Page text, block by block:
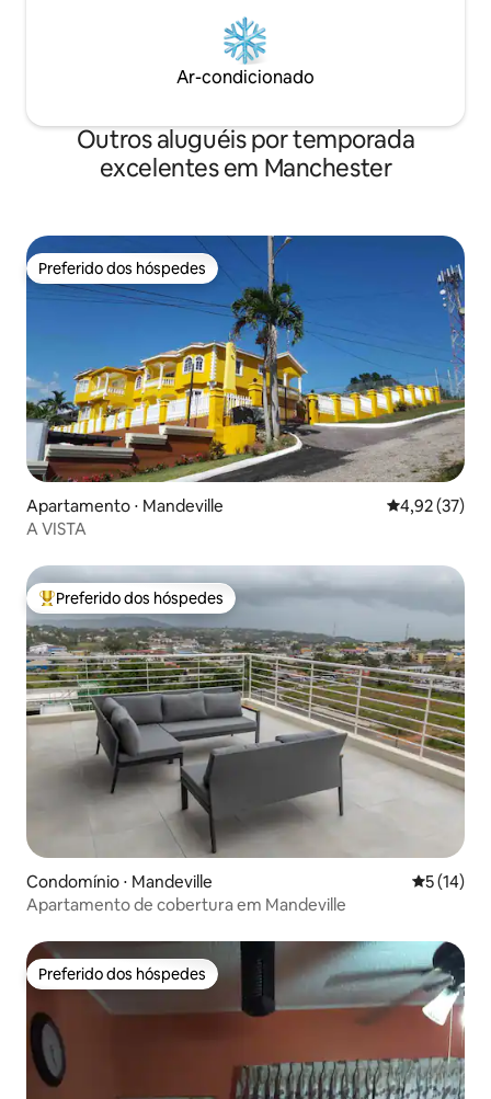
Ar-condicionado
Outros aluguéis por temporada
excelentes em Manchester
Preferido dos hóspedes
Preferido dos hóspedes
Apartamento ⋅ Mandeville 4,92 de uma
4,92 (37)
A VISTA
Entre os melhores preferidos dos hóspedes
Preferido dos hóspedes
Condomínio ⋅ Mandeville 5 de uma
5 (14)
Apartamento de cobertura em Mandeville
Preferido dos hóspedes
Preferido dos hóspedes